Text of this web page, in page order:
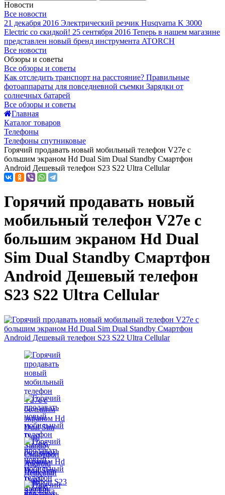
Новости
Все новости
21 декабря 2016 Электрический резчик Husqvarna K 3000
Electric со скидкой! 25 сентября 2016 Теперь в нашем магазине
представлен новый бренд инструмента ATORCH
Все новости
Обзоры и советы
Все обзоры и советы
Как отследить транспорт на расстояние? Правильные
фотоаппараты для повседневной съемки Зарядки от
солнечных батарей
Все обзоры и советы
Главная
Каталог товаров
Телефоны
Телефоны спутниковые
Горячий продавать новый мобильный телефон V27e с
большим экраном Hd Dual Sim Dual Standby Смартфон
Android Дешевый телефон S23 S22 Ultra Cellular
Горячий продавать новый
мобильный телефон V27e с
большим экраном Hd Dual
Sim Dual Standby Смартфон
Android Дешевый телефон
S23 S22 Ultra Cellular